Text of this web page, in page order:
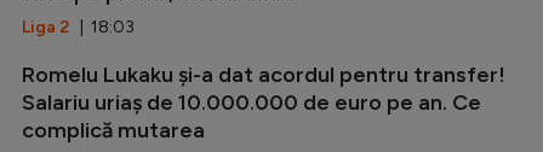
Liga 2 | 18:03
Romelu Lukaku și-a dat acordul pentru transfer!
Salariu uriaș de 10.000.000 de euro pe an. Ce
complică mutarea